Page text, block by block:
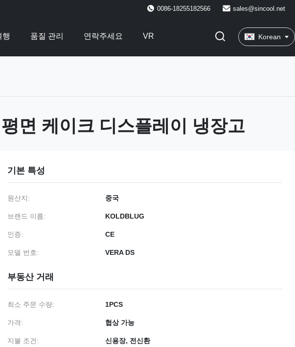
0086-18255182566 sales@sincool.net
행 품질 관리 연락주세요 VR Korean
평면 케이크 디스플레이 냉장고
기본 특성
원산지: 중국
브랜드 이름: KOLDBLUG
인증: CE
모델 번호: VERA DS
부동산 거래
최소 주문 수량: 1PCS
가격: 협상 가능
지불 조건: 신용장, 전신환